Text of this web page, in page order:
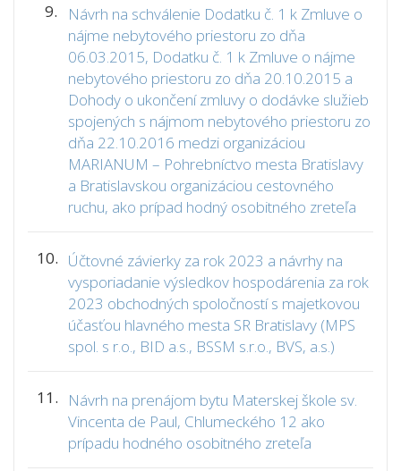
9.
Návrh na schválenie Dodatku č. 1 k Zmluve o
nájme nebytového priestoru zo dňa
06.03.2015, Dodatku č. 1 k Zmluve o nájme
nebytového priestoru zo dňa 20.10.2015 a
Dohody o ukončení zmluvy o dodávke služieb
spojených s nájmom nebytového priestoru zo
dňa 22.10.2016 medzi organizáciou
MARIANUM – Pohrebníctvo mesta Bratislavy
a Bratislavskou organizáciou cestovného
ruchu, ako prípad hodný osobitného zreteľa
10. Účtovné závierky za rok 2023 a návrhy na
vysporiadanie výsledkov hospodárenia za rok
2023 obchodných spoločností s majetkovou
účasťou hlavného mesta SR Bratislavy (MPS
spol. s r.o., BID a.s., BSSM s.r.o., BVS, a.s.)
11.
Návrh na prenájom bytu Materskej škole sv.
Vincenta de Paul, Chlumeckého 12 ako
prípadu hodného osobitného zreteľa